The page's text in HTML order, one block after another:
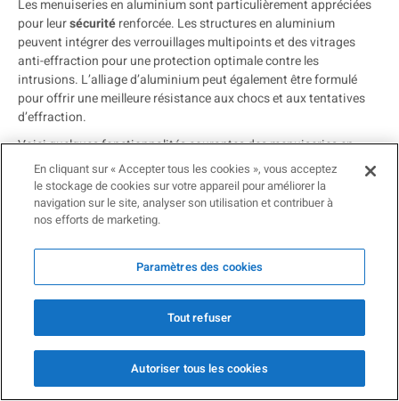
Les menuiseries en aluminium sont particulièrement appréciées
pour leursécuritérenforcée. Les structures en aluminium
peuvent intégrer des verrouillages multipoints et des vitrages
anti-effraction pour une protection optimale contre les
intrusions. L’alliage d’aluminium peut également être formulé
pour offrir une meilleure résistance aux chocs et aux tentatives
d’effraction.
Voici quelques fonctionnalités courantes des menuiseries en
aluminium pour améliorer la sécurité :
Verrouillages multipoints
Vitrages anti-effraction
Cadres renforcés
Systèmes de surveillance intégrés
Ces innovations permettent aux propriétaires de maisons
d’assurer non seulement leur confort, mais aussi leur tranquillité
d’esprit.
Conseils pour l’entretien des
menuiseries en aluminium
Lesmenuiseries en aluminiumprésentent de nombreux
En cliquant sur « Accepter tous les cookies », vous acceptez
le stockage de cookies sur votre appareil pour améliorer la
navigation sur le site, analyser son utilisation et contribuer à
nos efforts de marketing.
Paramètres des cookies
Tout refuser
Autoriser tous les cookies